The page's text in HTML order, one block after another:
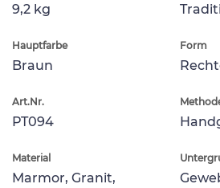
9,2 kg
Hauptfarbe
Braun
Form
Art.Nr.
PT094
Material
Marmor, Granit,